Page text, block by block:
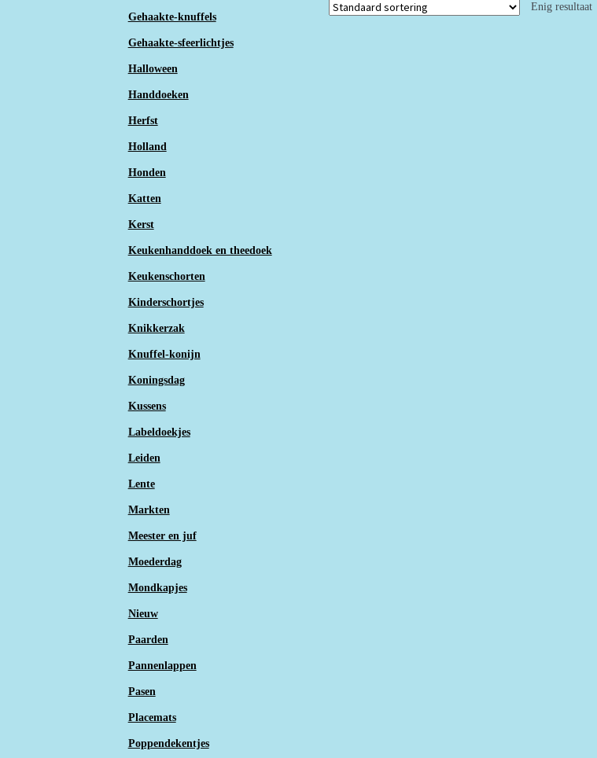
Deze
Enig resultaat
Gehaakte-knuffels
Gehaakte-sfeerlichtjes
Halloween
Handdoeken
Herfst
Holland
Honden
Katten
Kerst
Keukenhanddoek en theedoek
Keukenschorten
Kinderschortjes
Knikkerzak
Knuffel-konijn
Koningsdag
Kussens
Labeldoekjes
Leiden
Lente
Markten
Meester en juf
Moederdag
Mondkapjes
Nieuw
Paarden
Pannenlappen
Pasen
Placemats
Poppendekentjes